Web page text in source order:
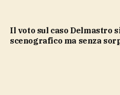
Il voto sul caso Delmastro si chiude in modo
scenografico ma senza